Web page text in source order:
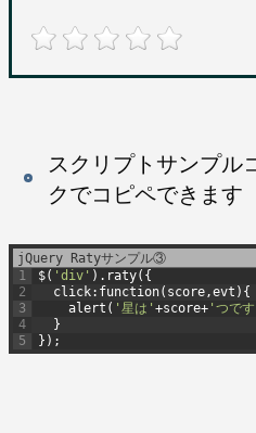
スクリプトサンプル
クでコピペできます
jQuery Ratyサンプル③
1
2
3
4
5
$( 'div' ) . raty( {
click: function( score,evt ) {
alert ( '星は' +score+ 'つで
}
} ) ;